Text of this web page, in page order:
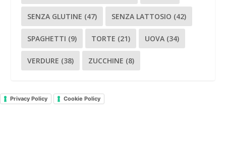
SENZA GLUTINE (47) SENZA LATTOSIO (42)
SPAGHETTI (9) TORTE (21) UOVA (34)
VERDURE (38) ZUCCHINE (8)
Privacy Policy Cookie Policy